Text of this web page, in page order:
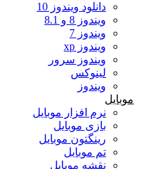
دانلود ویندوز 10
ویندوز 8 و 8.1
ویندوز 7
ویندوز xp
ویندوز سرور
لینوکس
ویندوز
موبایل
نرم افزار موبایل
بازی موبایل
رینگتون موبایل
تم موبایل
نقشه موبایل